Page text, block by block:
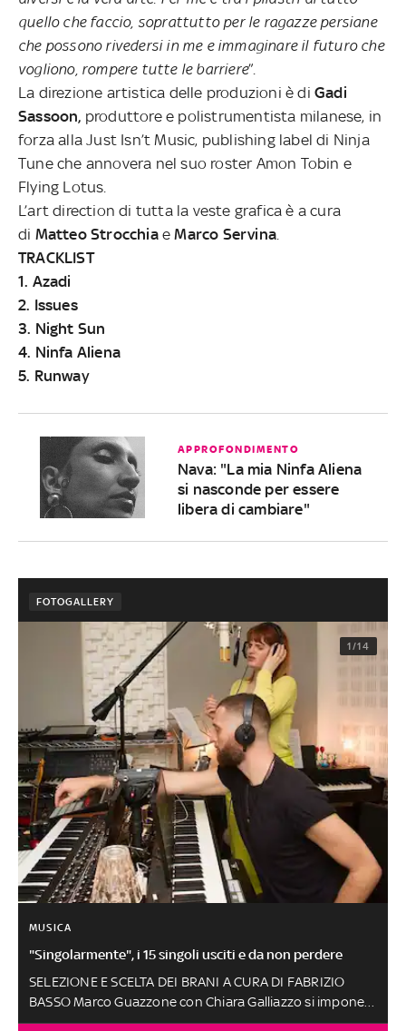
quello che faccio, soprattutto per le ragazze persiane
che possono rivedersi in me e immaginare il futuro che
vogliono, rompere tutte le barriere”.
La direzione artistica delle produzioni è di Gadi
Sassoon, produttore e polistrumentista milanese, in
forza alla Just Isn’t Music, publishing label di Ninja
Tune che annovera nel suo roster Amon Tobin e
Flying Lotus.
L’art direction di tutta la veste grafica è a cura
di Matteo StrocchiaeMarco Servina.
TRACKLIST
1. Azadi
2. Issues
3. Night Sun
4. Ninfa Aliena
5. Runway
APPROFONDIMENTO
Nava: "La mia Ninfa Aliena
si nasconde per essere
libera di cambiare"
FOTOGALLERY
1/14
MUSICA
"Singolarmente", i 15 singoli usciti e da non perdere
SELEZIONE E SCELTA DEI BRANI A CURA DI FABRIZIO
BASSO Marco Guazzone con Chiara Galliazzo si impone
al fotofinish. La sua 'Salsedine' si deposita sulla pelle e